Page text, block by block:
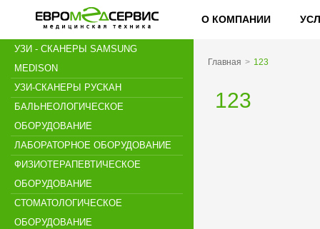
О КОМПАНИИ
УЗИ - СКАНЕРЫ SAMSUNG
MEDISON
УЗИ-СКАНЕРЫ РУСКАН
БАЛЬНЕОЛОГИЧЕСКОЕ
ОБОРУДОВАНИЕ
ЛАБОРАТОРНОЕ ОБОРУДОВАНИЕ
ФИЗИОТЕРАПЕВТИЧЕСКОЕ
ОБОРУДОВАНИЕ
СТОМАТОЛОГИЧЕСКОЕ
ОБОРУДОВАНИЕ
Главная 123
123